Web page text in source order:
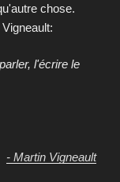
chose.
l'écrire le
- Martin Vigneault